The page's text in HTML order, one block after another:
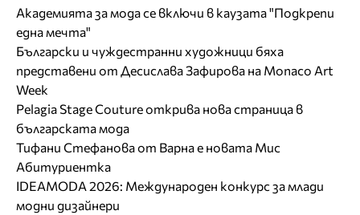
Академията за мода се включи в каузата "Подкрепи
една мечта"
Български и чуждестранни художници бяха
представени от Десислава Зафирова на Monaco Art
Week
Pelagia Stage Couture открива нова страница в
българската мода
Тифани Стефанова от Варна е новата Мис
Абитуриентка
IDEAMODA 2026: Международен конкурс за млади
модни дизайнери